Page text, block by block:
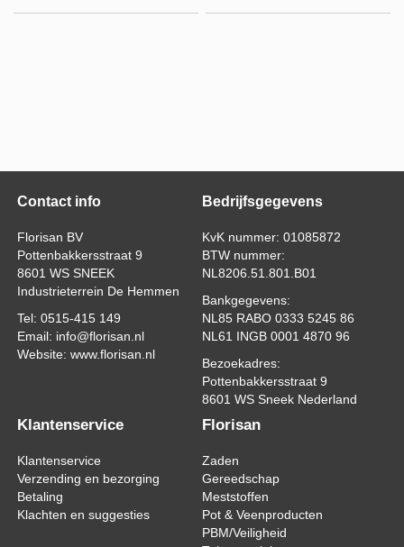
Contact info
Florisan BV
Pottenbakkersstraat 9
8601 WS SNEEK
Industrieterrein De Hemmen
Tel: 0515-415 149
Email: info@florisan.nl
Website: www.florisan.nl
Bedrijfsgegevens
KvK nummer: 01085872
BTW nummer:
NL8206.51.801.B01
Bankgegevens:
NL85 RABO 0333 5245 86
NL61 INGB 0001 4870 96
Bezoekadres:
Pottenbakkersstraat 9
8601 WS Sneek Nederland
Klantenservice
Klantenservice
Verzending en bezorging
Betaling
Klachten en suggesties
Florisan
Zaden
Gereedschap
Meststoffen
Pot & Veenproducten
PBM/Veiligheid